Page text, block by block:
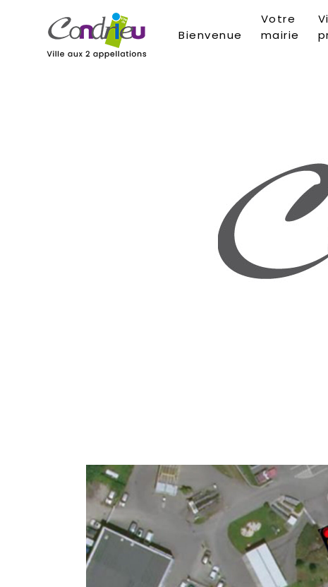
Bienvenue
Votre
mairie